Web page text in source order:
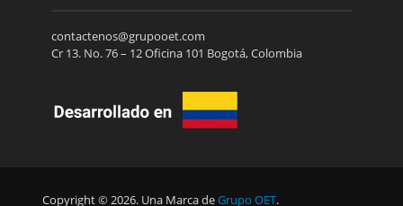
contactenos@grupooet.com
Cr 13. No. 76 – 12 Oficina 101 Bogotá, Colombia
Copyright © 2026. Una Marca deGrupo OET.